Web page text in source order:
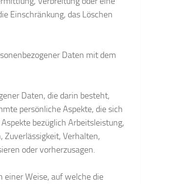
Einschränkung, das Löschen
Daten mit dem
Daten, die darin besteht,
persönliche Aspekte, die sich
bezüglich Arbeitsleistung,
Zuverlässigkeit, Verhalten,
oder vorherzusagen.
einer Weise, auf welche die